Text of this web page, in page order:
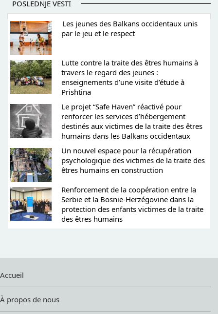
POSLEDNJE VESTI
Les jeunes des Balkans occidentaux unis
par le jeu et le respect
Lutte contre la traite des êtres humains à
travers le regard des jeunes :
enseignements d’une visite d’étude à
Prishtina
Le projet “Safe Haven” réactivé pour
renforcer les services d’hébergement
destinés aux victimes de la traite des êtres
humains dans les Balkans occidentaux
Un nouvel espace pour la récupération
psychologique des victimes de la traite des
êtres humains en construction
Renforcement de la coopération entre la
Serbie et la Bosnie-Herzégovine dans la
protection des enfants victimes de la traite
des êtres humains
Accueil
À propos de nous